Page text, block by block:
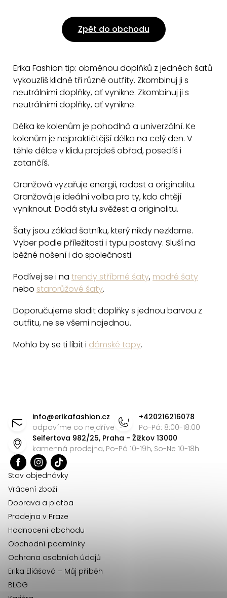
Zpět do obchodu
Erika Fashion tip: obměnou doplňků z jedněch šatů
vykouzlíš klidně tři různé outfity. Zkombinuj ji s
neutrálními doplňky, ať vynikne. Zkombinuj ji s
neutrálními doplňky, ať vynikne.
Délka ke kolenům je pohodlná a univerzální. Ke
kolenům je nejpraktičtější délka na celý den. V
téhle délce v klidu projdeš obřad, posedíš i
zatančíš.
Oranžová vyzařuje energii, radost a originalitu.
Oranžová je ideální volba pro ty, kdo chtějí
vyniknout. Dodá stylu svěžest a originalitu.
Šaty jsou základ šatníku, který nikdy nezklame.
Vyber podle příležitosti i typu postavy. Sluší na
běžné nošení i do společnosti.
Podívej se i na trendy stříbrné šaty, modré šaty
nebo starorůžové šaty.
Doporučujeme sladit doplňky s jednou barvou z
outfitu, ne se všemi najednou.
Mohlo by se ti líbit i dámské topy.
info@erikafashion.cz
odpovíme co nejdříve
+420216216078
Po-Pá: 8:00-18:00
Seifertova 982/25, Praha - Žižkov 13000
kamenná prodejna, Po-Pá 10-19h, So-Ne 10-18h
Stav objednávky
Vrácení zboží
Doprava a platba
Prodejna v Praze
Hodnocení obchodu
Obchodní podmínky
Ochrana osobních údajů
Erika Eliášová – Můj příběh
BLOG